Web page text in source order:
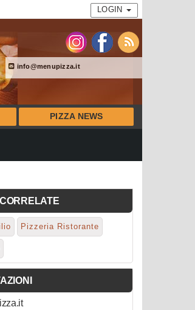
LOGIN
info@menupizza.it
PIZZA NEWS
Pizzeria Ristorante